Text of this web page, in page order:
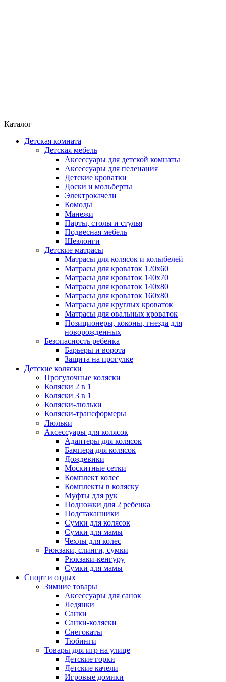
Каталог
Детская комната
Детская мебель
Аксессуары для детской комнаты
Аксессуары для пеленания
Детские кроватки
Доски и мольберты
Электрокачели
Комоды
Манежи
Парты, столы и стулья
Подвесная мебель
Шезлонги
Детские матрасы
Матрасы для колясок и колыбелей
Матрасы для кроваток 120х60
Матрасы для кроваток 140х70
Матрасы для кроваток 140х80
Матрасы для кроваток 160х80
Матрасы для круглых кроваток
Матрасы для овальных кроваток
Позиционеры, коконы, гнезда для
новорожденных
Безопасность ребенка
Барьеры и ворота
Защита на прогулке
Детские коляски
Прогулочные коляски
Коляски 2 в 1
Коляски 3 в 1
Коляски-люльки
Коляски-трансформеры
Люльки
Аксессуары для колясок
Адаптеры для колясок
Бампера для колясок
Дождевики
Москитные сетки
Комплект колес
Комплекты в коляску
Муфты для рук
Подножки для 2 ребенка
Подстаканники
Сумки для колясок
Сумки для мамы
Чехлы для колес
Рюкзаки, слинги, сумки
Рюкзаки-кенгуру
Сумки для мамы
Спорт и отдых
Зимние товары
Аксессуары для санок
Ледянки
Санки
Санки-коляски
Снегокаты
Тюбинги
Товары для игр на улице
Детские горки
Детские качели
Игровые домики